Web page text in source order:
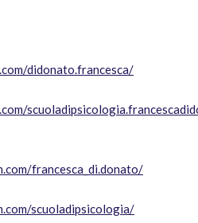
didonato.francesca/
francesca_di.donato/
scuoladipsicologia/